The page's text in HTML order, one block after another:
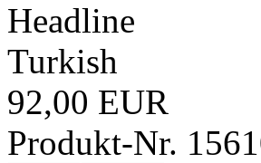
Headline
Turkish
92,00 EUR
Produkt-Nr.